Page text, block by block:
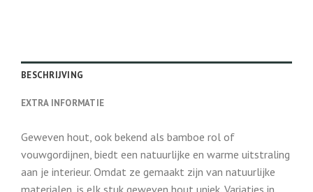
BESCHRIJVING
EXTRA INFORMATIE
Geweven hout, ook bekend als bamboe rol of
vouwgordijnen, biedt een natuurlijke en warme uitstraling
aan je interieur. Omdat ze gemaakt zijn van natuurlijke
materialen, is elk stuk geweven hout uniek. Variaties in